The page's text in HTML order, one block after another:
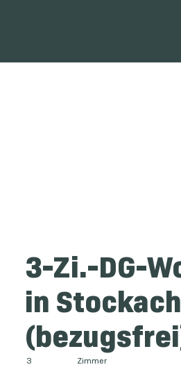
3-Zi.-DG-
in Stockach
3
Zimmer